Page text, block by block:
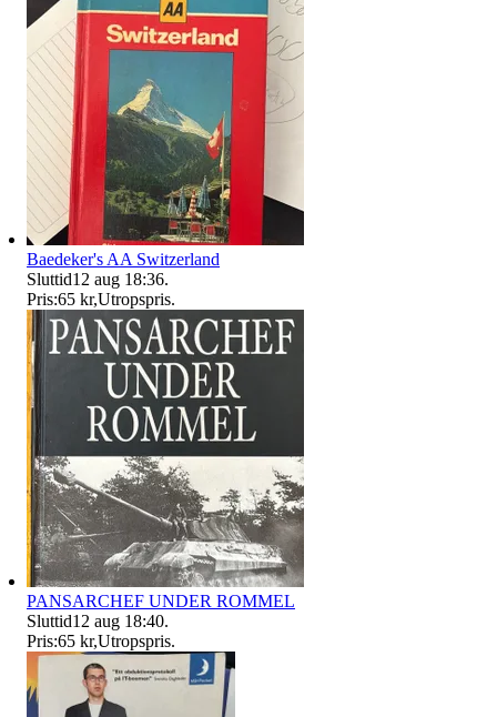
Baedeker's AA Switzerland
Sluttid12 aug 18:36.
Pris:65 kr,Utropspris.
PANSARCHEF UNDER ROMMEL
Sluttid12 aug 18:40.
Pris:65 kr,Utropspris.